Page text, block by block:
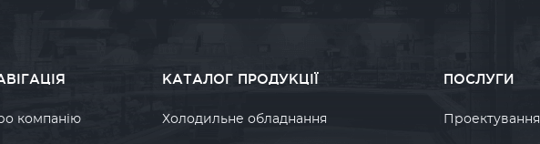
компанію
КАТАЛОГ ПРОДУКЦІЇ
Холодильне обладнання
ПОСЛУГИ
Проектування